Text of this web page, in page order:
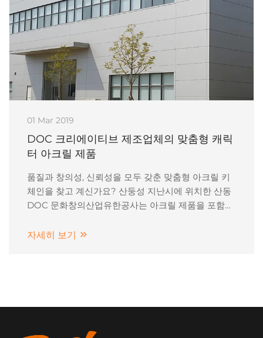
01 Mar 2019
DOC 크리에이티브 제조업체의 맞춤형 캐릭
터 아크릴 제품
품질과 창의성, 신뢰성을 모두 갖춘 맞춤형 아크릴 키
체인을 찾고 계신가요? 산둥성 지난시에 위치한 산동
DOC 문화창의산업유한공사는 아크릴 제품을 포함한
너입니다.
자세히 보기